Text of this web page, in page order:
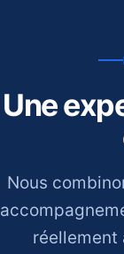
Une
Nous
réellement